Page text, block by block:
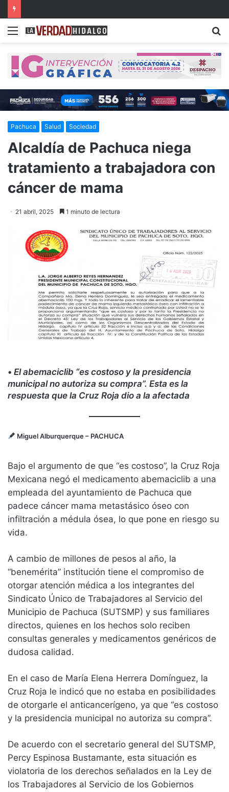
Menu
Pachuca Salud Sociedad
Alcaldía de Pachuca niega
tratamiento a trabajadora con
cáncer de mama
21 abril, 2025 1 minuto de lectura
• El abemaciclib “es costoso y la presidencia
municipal no autoriza su compra”. Esta es la
respuesta que la Cruz Roja dio a la afectada
Miguel Alburquerque– PACHUCA
Bajo el argumento de que “es costoso”, la Cruz Roja
Mexicana negó el medicamento abemaciclib a una
empleada del ayuntamiento de Pachuca que
padece cáncer mama metastásico óseo con
infiltración a médula ósea, lo que pone en riesgo su
vida.
A cambio de millones de pesos al año, la
“benemérita” institución tiene el compromiso de
otorgar atención médica a los integrantes del
Sindicato Único de Trabajadores al Servicio del
Municipio de Pachuca (SUTSMP) y sus familiares
directos, quienes en los hechos solo reciben
consultas generales y medicamentos genéricos de
dudosa calidad.
En el caso de María Elena Herrera Domínguez, la
Cruz Roja le indicó que no estaba en posibilidades
de otorgarle el anticancerígeno, ya que “es costoso
y la presidencia municipal no autoriza su compra”.
De acuerdo con el secretario general del SUTSMP,
Percy Espinosa Bustamante, esta situación es
violatoria de los derechos señalados en la Ley de
los Trabajadores al Servicio de los Gobiernos